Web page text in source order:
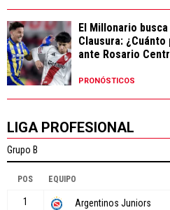
El Millonario
Clausura:
ante Rosario
PRONÓSTICOS
LIGA PROFESIONAL